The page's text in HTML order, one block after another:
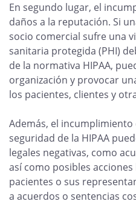
En segundo lugar, el
daños a la reputación. Si
socio comercial sufre una
sanitaria protegida (PHI)
de la normativa HIPAA,
organización y provocar
los pacientes, clientes y
Además, el
seguridad de la HIPAA
legales negativas, como
así como posibles
pacientes o sus
a acuerdos o sentencias